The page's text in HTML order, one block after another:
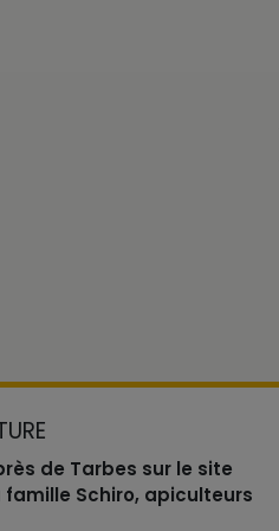
de Tarbes sur le site
Schiro, apiculteurs